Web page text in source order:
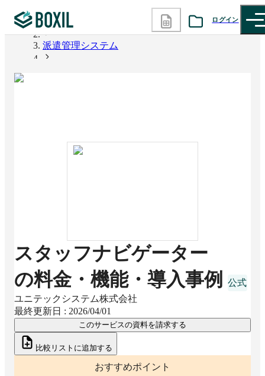
ログイン
カテゴリから探す
BOXILの使い方ガイド
BOXIL
派遣管理システム
スタッフナビゲーター
の料金・機能・導入事例
ユニテックシステム株式会社
最終更新日 : 2026/04/01
このサービスの資料を請求する
比較リストに追加する
おすすめポイント